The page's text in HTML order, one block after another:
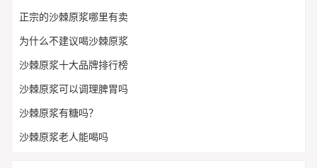
正宗的沙棘原浆哪里有卖
为什么不建议喝沙棘原浆
沙棘原浆十大品牌排行榜
沙棘原浆可以调理脾胃吗
沙棘原浆有糖吗？
沙棘原浆老人能喝吗